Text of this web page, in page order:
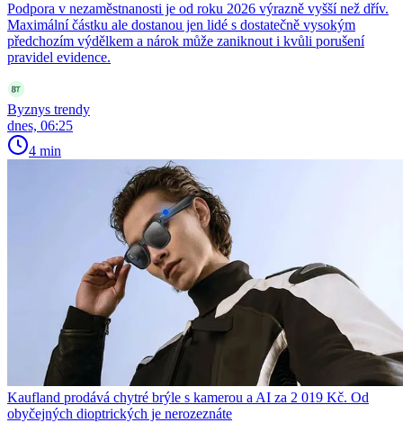
Podpora v nezaměstnanosti je od roku 2026 výrazně vyšší než dřív.
Maximální částku ale dostanou jen lidé s dostatečně vysokým
předchozím výdělkem a nárok může zaniknout i kvůli porušení
pravidel evidence.
Byznys trendy
dnes, 06:25
4 min
Kaufland prodává chytré brýle s kamerou a AI za 2 019 Kč. Od
obyčejných dioptrických je nerozeznáte